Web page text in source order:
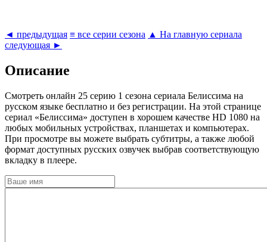
◄ предыдущая ≡ все серии сезона ▲ На главную сериала
следующая ►
Описание
Cмотреть онлайн 25 серию 1 сезона сериала Белиссима на
русском языке бесплатно и без регистрации. На этой странице
сериал «Белиссима» доступен в хорошем качестве HD 1080 на
любых мобильных устройствах, планшетах и компьютерах.
При просмотре вы можете выбрать субтитры, а также любой
формат доступных русских озвучек выбрав соответствующую
вкладку в плеере.